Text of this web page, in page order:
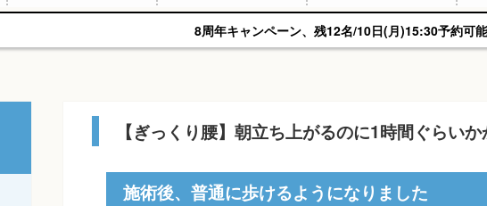
8周年キャンペーン、残12名/10日(月)15:30予約可能です。
【ぎっくり腰】朝立ち上がるのに1時間ぐらい
施術後、普通に歩けるようになりました